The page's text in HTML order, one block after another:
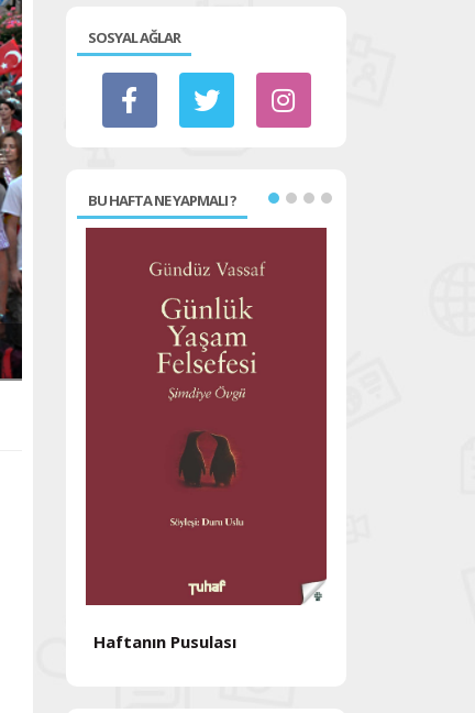
SOSYAL AĞLAR
BU HAFTA NE YAPMALI ?
Haftanın Pusulası